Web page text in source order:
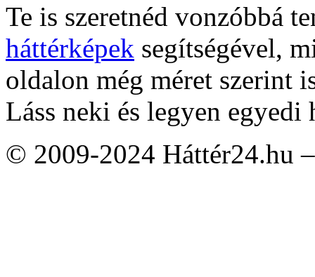
Te is szeretnéd vonzóbbá
háttérképek segítségével,
oldalon még méret szerint
Láss neki és legyen egyedi
© 2009-2024 Háttér24.hu